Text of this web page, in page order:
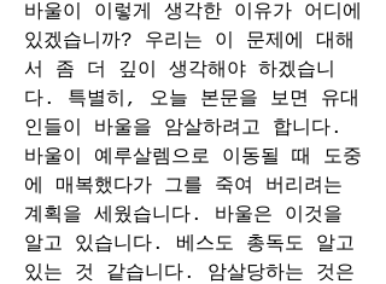
바울이 이렇게 생각한 이유가 어디에
있겠습니까? 우리는 이 문제에 대해
서 좀 더 깊이 생각해야 하겠습니
다. 특별히, 오늘 본문을 보면 유대
인들이 바울을 암살하려고 합니다.
바울이 예루살렘으로 이동될 때 도중
에 매복했다가 그를 죽여 버리려는
계획을 세웠습니다. 바울은 이것을
알고 있습니다. 베스도 총독도 알고
있는 것 같습니다. 암살당하는 것은